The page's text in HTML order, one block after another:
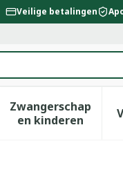
Veilige betalingen
verzorging en
voor Dieet,
Zwangerschap
en kinderen
Toon